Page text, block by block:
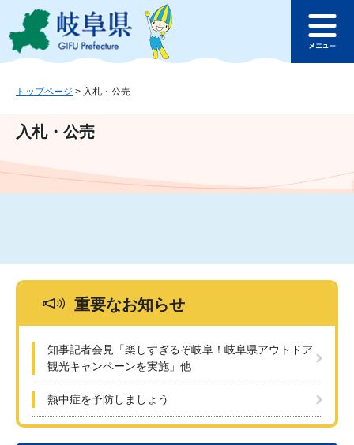
ジ
ュ
文
このページの本文へ
ュ
トップページ > 入札・公売
入札・公売
重要なお知らせ
知事記者会見「楽しすぎるぞ岐阜！岐阜県アウトドア
観光キャンペーンを実施」他
熱中症を予防しましょう